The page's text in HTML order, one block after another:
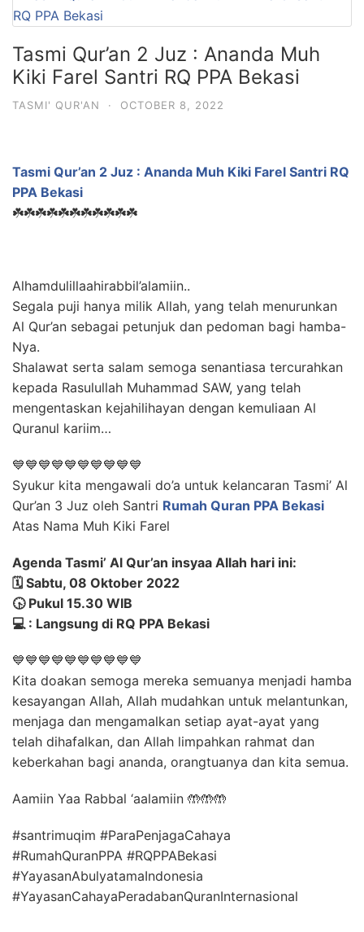
Tasmi Qur’an 2 Juz : Ananda Muh
Kiki Farel Santri RQ PPA Bekasi
TASMI' QUR'AN · OCTOBER 8, 2022
Tasmi Qur’an 2 Juz : Ananda Muh Kiki Farel Santri RQ
PPA Bekasi
☘️☘️☘️☘️☘️☘️☘️☘️☘️☘️☘️
Alhamdulillaahirabbil’alamiin..
Segala puji hanya milik Allah, yang telah menurunkan
Al Qur’an sebagai petunjuk dan pedoman bagi hamba-
Nya.
Shalawat serta salam semoga senantiasa tercurahkan
kepada Rasulullah Muhammad SAW, yang telah
mengentaskan kejahilihayan dengan kemuliaan Al
Quranul kariim…
💙💙💙💙💙💙💙💙💙💙
Syukur kita mengawali do’a untuk kelancaran Tasmi’ Al
Qur’an 3 Juz oleh Santri Rumah Quran PPA Bekasi
Atas Nama Muh Kiki Farel
Agenda Tasmi’ Al Qur’an insyaa Allah hari ini:
🗓️ Sabtu, 08 Oktober 2022
🕟 Pukul 15.30 WIB
💻 : Langsung di RQ PPA Bekasi
💙💙💙💙💙💙💙💙💙💙
Kita doakan semoga mereka semuanya menjadi hamba
kesayangan Allah, Allah mudahkan untuk melantunkan,
menjaga dan mengamalkan setiap ayat-ayat yang
telah dihafalkan, dan Allah limpahkan rahmat dan
keberkahan bagi ananda, orangtuanya dan kita semua.
Aamiin Yaa Rabbal ‘aalamiin 🤲🤲🤲
#santrimuqim #ParaPenjagaCahaya
#RumahQuranPPA #RQPPABekasi
#YayasanAbulyatamaIndonesia
#YayasanCahayaPeradabanQuranInternasional